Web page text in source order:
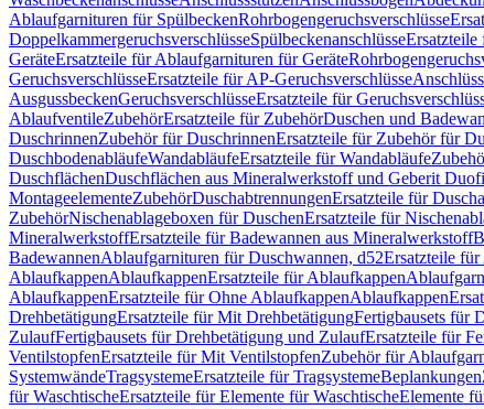
Ablaufgarnituren für SpülbeckenRohrbogengeruchsverschlüsse
DoppelkammergeruchsverschlüsseSpülbeckenanschlüsseErsatzteile
GeräteErsatzteile für Ablaufgarnituren für Geräte
GeruchsverschlüsseErsatzteile für AP-Geruchsverschlüsse
AusgussbeckenGeruchsverschlüsseErsatzteile für
AblaufventileZubehörErsatzteile für ZubehörDuschen und
DuschrinnenZubehör für DuschrinnenErsatzteile für Zubehör für
DuschbodenabläufeWandabläufeErsatzteile für Wandabläufe
DuschflächenDuschflächen aus Mineralwerkstoff und Geberit
MontageelementeZubehörDuschabtrennungenErsatzteile für
ZubehörNischenablageboxen für DuschenErsatzteile für
MineralwerkstoffErsatzteile für Badewannen aus Mineralwerkstoff
BadewannenAblaufgarnituren für Duschwannen, d52Ersatzteile
AblaufkappenAblaufkappenErsatzteile für Ablaufkappen
AblaufkappenErsatzteile für Ohne AblaufkappenAblaufkappen
DrehbetätigungErsatzteile für Mit DrehbetätigungFertigbausets für
ZulaufFertigbausets für Drehbetätigung und ZulaufErsatzteile für
VentilstopfenErsatzteile für Mit VentilstopfenZubehör für
SystemwändeTragsystemeErsatzteile für TragsystemeBeplankungen
für WaschtischeErsatzteile für Elemente für WaschtischeElemente